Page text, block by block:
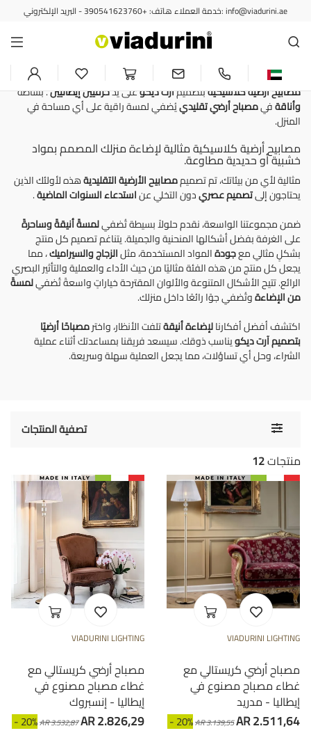
خدمة العملاء هاتف: +390541623760 - البريد الإلكتروني: info@viadurini.ae
مصابيح الأرضية
مصباح أرضي كلاسيكي ومصباح
أرضي آرت ديكو للأناقة الخالدة
مصابيح أرضية كلاسيكيةبتصميمآرت ديكوعلى يدحرفيين إيطاليين. بساطة
وأناقةفيمصباح أرضي تقليدييُضفي لمسة راقية على أي مساحة في
المنزل.
مصابيح أرضية كلاسيكية مثالية لإضاءة منزلك المصمم بمواد
خشبية أو حديدية مطاوعة.
مثالية لأي من بيئاتك، تم تصميممصابيح الأرضية التقليديةهذه لأولئك الذين
يحتاجون إلىتصميم عصريدون التخلي عناستدعاء السنوات الماضية.
ضمن مجموعتنا الواسعة، نقدم حلولاً بسيطة تُضفيلمسةً أنيقةً وساحرةً
على الغرفة بفضل أشكالها المنحنية والجميلة. يتناغم تصميم كل منتج
بشكلٍ مثالي معجودةالمواد المستخدمة، مثلالزجاجوالسيراميك، مما
يجعل كل منتج من هذه الفئة مثاليًا من حيث الأداء والعملية والتأثير البصري
الرائع. تتيح الأشكال المتنوعة والألوان المقترحة خياراتٍ واسعةً تُضفيلمسةً
من الإضاءةوتُضفي جوًا رائعًا داخل منزلك.
اكتشف أفضل أفكارنالإضاءة أنيقةتلفت الأنظار، واخترمصباحًا أرضيًا
بتصميم آرت ديكويناسب ذوقك. سيسعد فريقنا بمساعدتك أثناء عملية
الشراء، وحل أي تساؤلات، مما يجعل العملية سهلة وسريعة.
Toggle تصفية المنتجات
12منتجات
VIADURINI LIGHTING
مصباح أرضي كريستالي مع
غطاء مصباح مصنوع في
إيطاليا - إنسبروك
- 20%AR 3.532,87AR 2.826,29
VIADURINI LIGHTING
مصباح أرضي كريستالي مع
غطاء مصباح مصنوع في
إيطاليا - مدريد
- 20%AR 3.139,55AR 2.511,64